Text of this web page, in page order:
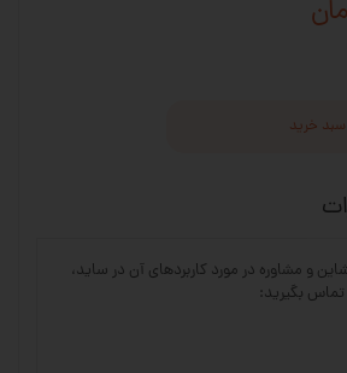
سبد خرید
و مشاوره در مورد کاربردهای آن در ساید،